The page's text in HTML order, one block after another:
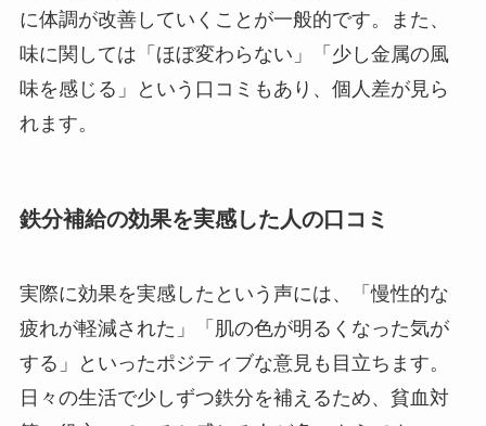
に体調が改善していくことが一般的です。また、
味に関しては「ほぼ変わらない」「少し金属の風
味を感じる」という口コミもあり、個人差が見ら
れます。
鉄分補給の効果を実感した人の口コミ
実際に効果を実感したという声には、「慢性的な
疲れが軽減された」「肌の色が明るくなった気が
する」といったポジティブな意見も目立ちます。
日々の生活で少しずつ鉄分を補えるため、貧血対